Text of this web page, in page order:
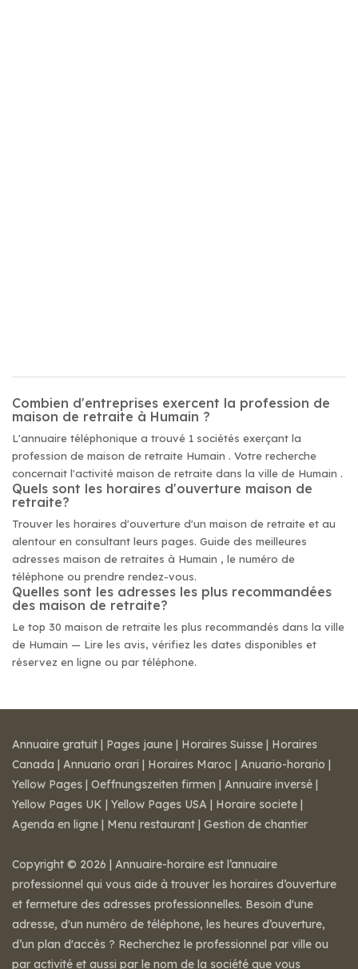
Combien d'entreprises exercent la profession de
maison de retraite à Humain ?
L'annuaire téléphonique a trouvé 1 sociétés exerçant la
profession de maison de retraite Humain . Votre recherche
concernait l'activité maison de retraite dans la ville de Humain .
Quels sont les horaires d'ouverture maison de
retraite?
Trouver les horaires d'ouverture d'un maison de retraite et au
alentour en consultant leurs pages. Guide des meilleures
adresses maison de retraites à Humain , le numéro de
téléphone ou prendre rendez-vous.
Quelles sont les adresses les plus recommandées
des maison de retraite?
Le top 30 maison de retraite les plus recommandés dans la ville
de Humain — Lire les avis, vérifiez les dates disponibles et
réservez en ligne ou par téléphone.
Annuaire gratuit | Pages jaune | Horaires Suisse | Horaires
Canada | Annuario orari | Horaires Maroc | Anuario-horario |
Yellow Pages | Oeffnungszeiten firmen | Annuaire inversé |
Yellow Pages UK | Yellow Pages USA | Horaire societe |
Agenda en ligne | Menu restaurant | Gestion de chantier
Copyright © 2026 | Annuaire-horaire est l’annuaire
professionnel qui vous aide à trouver les horaires d’ouverture
et fermeture des adresses professionnelles. Besoin d'une
adresse, d'un numéro de téléphone, les heures d’ouverture,
d’un plan d'accès ? Recherchez le professionnel par ville ou
par activité et aussi par le nom de la société que vous